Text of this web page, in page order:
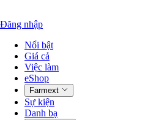
Đăng nhập
Nổi bật
Giá cả
Việc làm
eShop
Farmext
Sự kiện
Danh bạ